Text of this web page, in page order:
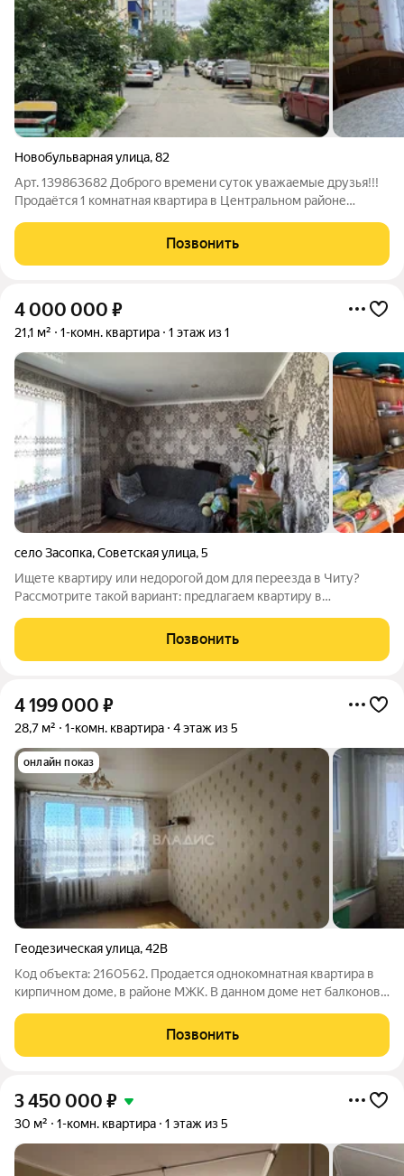
Новобульварная улица,82
Арт. 139863682 Доброго времени суток уважаемые друзья!!!
Продаётся 1 комнатная квартира в Центральном районе
просто хотите выгодно инвестировать, тогда это именно то,
что вы искали. О
Позвонить
4 000 000 ₽
21,1 м² 1-комн. квартира 1 этаж из 1
село Засопка,Советская улица,5
Ищете квартиру или недорогой дом для переезда в Читу?
Рассмотрите такой вариант: предлагаем квартиру в
Советской, д.5. Квартира площадью 21 кв, теплая, светлая.
Выполнен качественный ремонт, на
Позвонить
4 199 000 ₽
28,7 м² 1-комн. квартира 4 этаж из 5
онлайн показ
Геодезическая улица,42В
Код объекта: 2160562. Продается однокомнатная квартира в
кирпичном доме, в районе МЖК. В данном доме нет балконов.
дeт сaды, оcтанoвки общeственного тpанспорта. ВСЕ
КЛИЕНТЫ гарантированно
Позвонить
3 450 000 ₽
30 м² 1-комн. квартира 1 этаж из 5